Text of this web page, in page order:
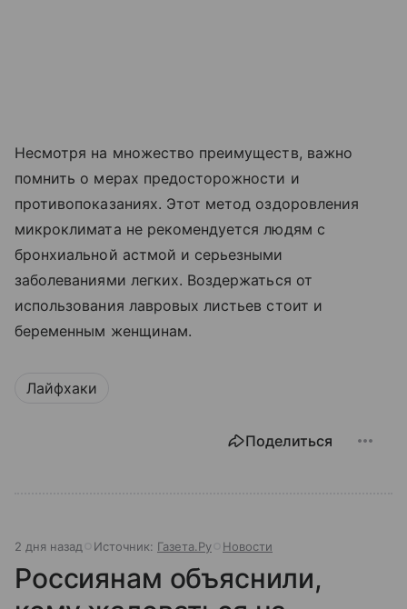
Несмотря на множество преимуществ, важно
помнить о мерах предосторожности и
противопоказаниях. Этот метод оздоровления
микроклимата не рекомендуется людям с
бронхиальной астмой и серьезными
заболеваниями легких. Воздержаться от
использования лавровых листьев стоит и
беременным женщинам.
Лайфхаки
Поделиться
2 дня назад Источник: Газета.Ру Новости
Россиянам объяснили,